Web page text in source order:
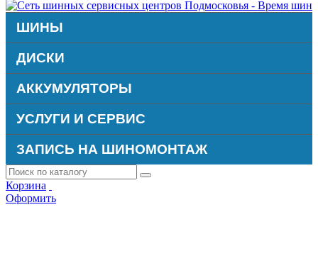
ШИНЫ
ДИСКИ
АККУМУЛЯТОРЫ
УСЛУГИ И СЕРВИС
ЗАПИСЬ НА ШИНОМОНТАЖ
Корзина
Оформить